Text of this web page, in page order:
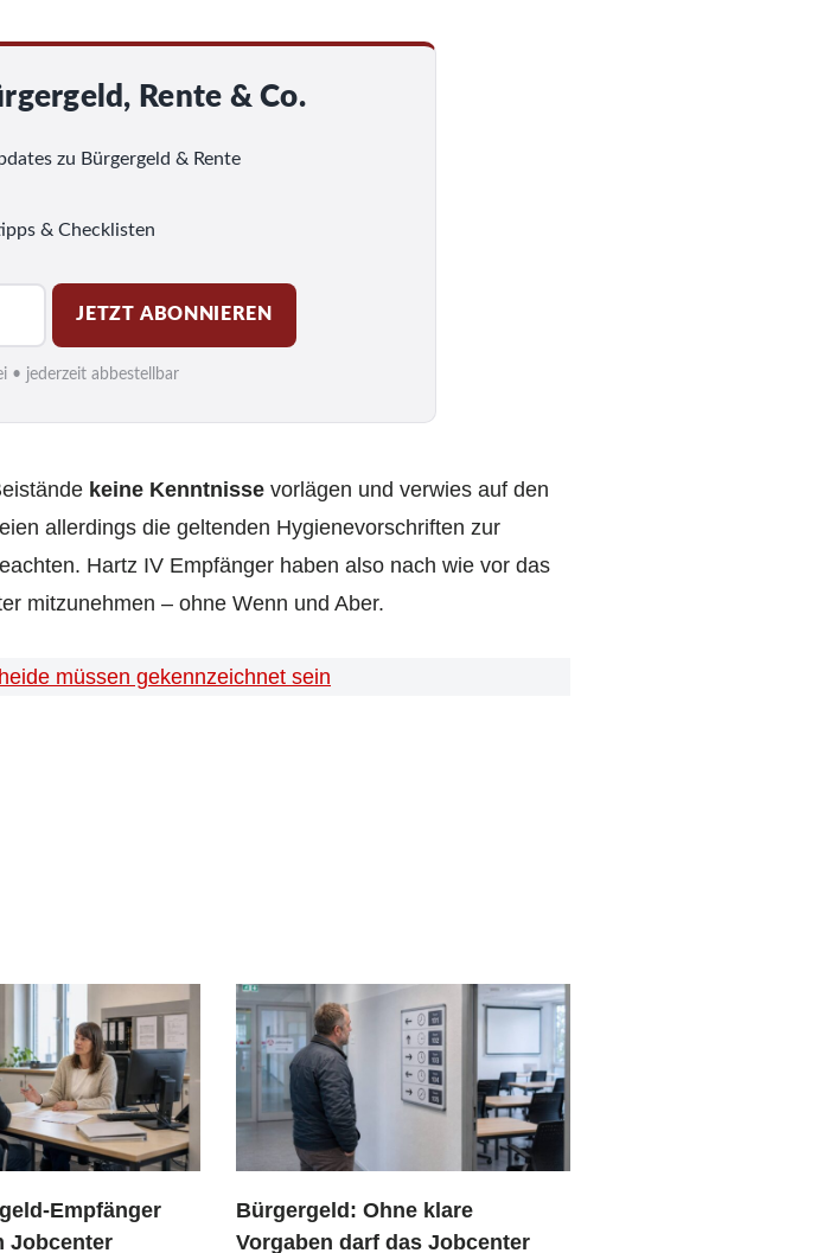
Rente & Co.
zu Bürgergeld & Rente
& Checklisten
JETZT ABONNIEREN
• jederzeit abbestellbar
keine Kenntnisse vorlägen und verwies auf den
allerdings die geltenden Hygienevorschriften zur
Hartz IV Empfänger haben also nach wie vor das
mitzunehmen – ohne Wenn und Aber.
müssen gekennzeichnet sein
Empfänger
Jobcenter
Bürgergeld: Ohne klare
Vorgaben darf das Jobcenter